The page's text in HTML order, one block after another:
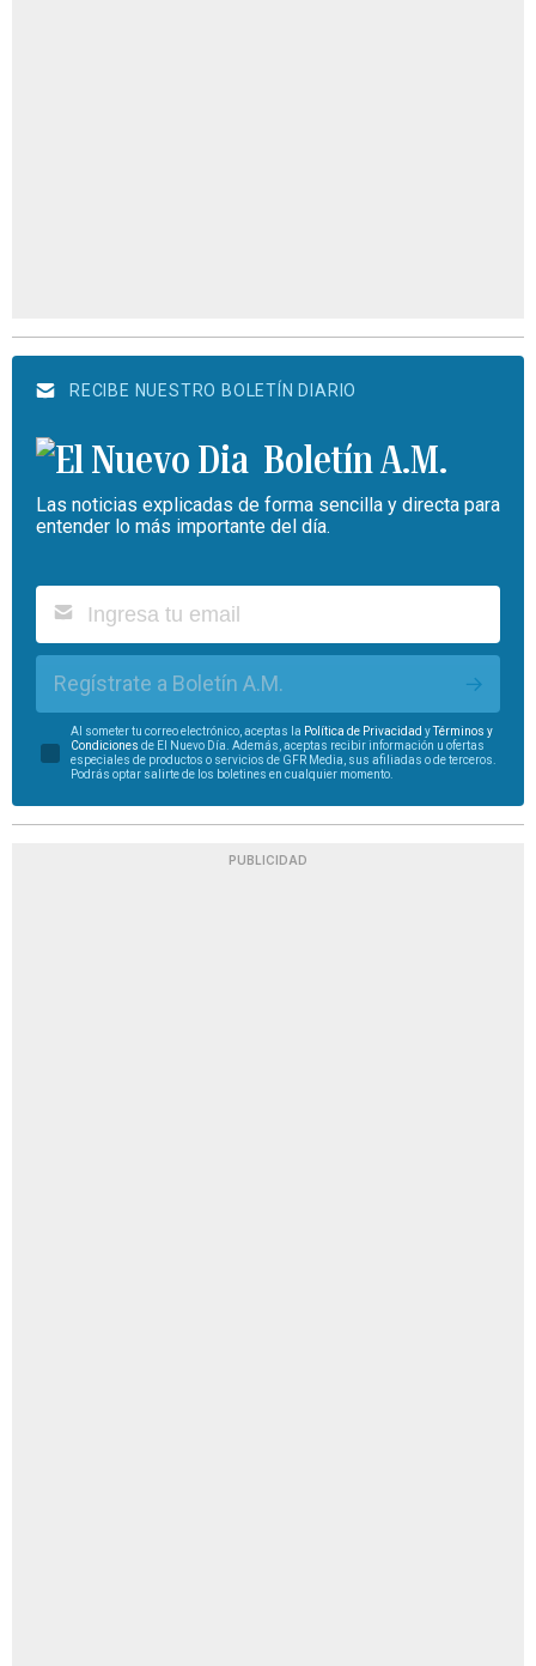
RECIBE NUESTRO BOLETÍN DIARIO
Boletín A.M.
Las noticias explicadas de forma sencilla y directa para
entender lo más importante del día.
Regístrate a Boletín A.M.
Al someter tu correo electrónico, aceptas la Política de Privacidad yTérminos y
Condiciones de El Nuevo Día. Además, aceptas recibir información u ofertas
especiales de productos o servicios de GFR Media, sus afiliadas o de terceros.
Podrás optar salirte de los boletines en cualquier momento.
PUBLICIDAD